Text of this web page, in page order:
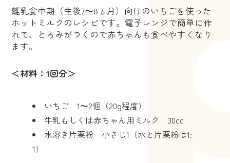
離乳食中期（生後7〜8ヵ月）向けのいちごを使った
ホットミルクのレシピです。電子レンジで簡単に作
れて、とろみがつくので赤ちゃんも食べやすくなり
ます。
＜材料：1回分＞
いちご 1〜2個（20g程度）
牛乳もしくは赤ちゃん用ミルク 30cc
水溶き片栗粉 小さじ1（水と片栗粉は1:
1）